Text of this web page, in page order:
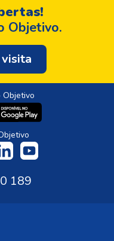
Objetivo.
189